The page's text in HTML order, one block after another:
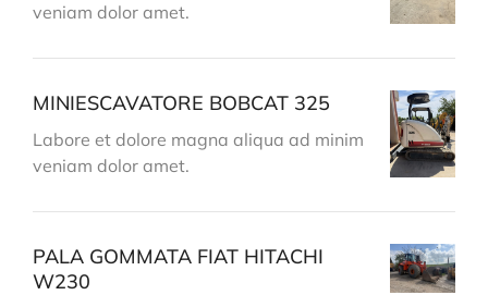
veniam dolor amet.
MINIESCAVATORE BOBCAT 325
Labore et dolore magna aliqua ad minim
veniam dolor amet.
PALA GOMMATA FIAT HITACHI
W230